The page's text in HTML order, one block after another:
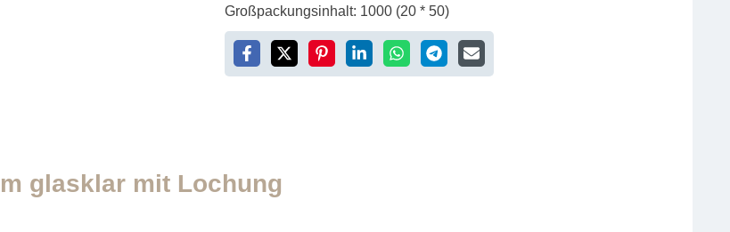
Großpackungsinhalt: 1000 (20 * 50)
glasklar mit Lochung